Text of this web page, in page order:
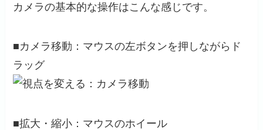
カメラの基本的な操作はこんな感じです。
■カメラ移動：マウスの左ボタンを押しながらド
ラッグ
■拡大・縮小：マウスのホイール